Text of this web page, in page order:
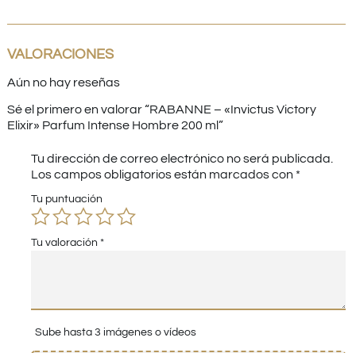
VALORACIONES
Aún no hay reseñas
Sé el primero en valorar “RABANNE – «Invictus Victory
Elixir» Parfum Intense Hombre 200 ml”
Tu dirección de correo electrónico no será publicada.
Los campos obligatorios están marcados con *
Tu puntuación
Tu valoración *
Sube hasta 3 imágenes o vídeos